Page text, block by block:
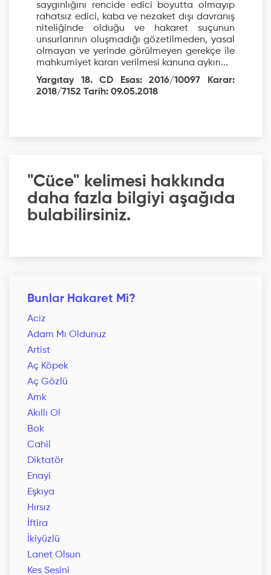
saygınlığını rencide edici boyutta olmayıp
rahatsız edici, kaba ve nezaket dışı davranış
niteliğinde olduğu ve hakaret suçunun
unsurlarının oluşmadığı gözetilmeden, yasal
olmayan ve yerinde görülmeyen gerekçe ile
mahkumiyet kararı verilmesi kanuna aykırı...
Yargıtay 18. CD Esas: 2016/10097 Karar:
2018/7152 Tarih: 09.05.2018
"Cüce" kelimesi hakkında
daha fazla bilgiyi aşağıda
bulabilirsiniz.
Bunlar Hakaret Mi?
Aciz
Adam Mı Oldunuz
Artist
Aç Köpek
Aç Gözlü
Amk
Akıllı Ol
Bok
Cahil
Diktatör
Enayi
Eşkıya
Hırsız
İftira
İkiyüzlü
Lanet Olsun
Kes Sesini